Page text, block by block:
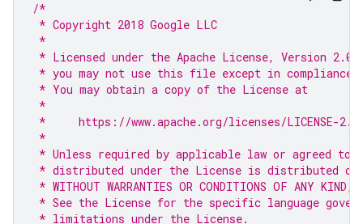
/*
* Copyright 2018 Google LLC
*
* Licensed under the Apache License, Version
* you may not use this file except in compliance
* You may obtain a copy of the License at
*
*     https://www.apache.org/licenses/LICENSE-2.0
*
* Unless required by applicable law or agreed
* distributed under the License is distributed on
* WITHOUT WARRANTIES OR CONDITIONS OF ANY
* See the License for the specific language
* limitations under the License.